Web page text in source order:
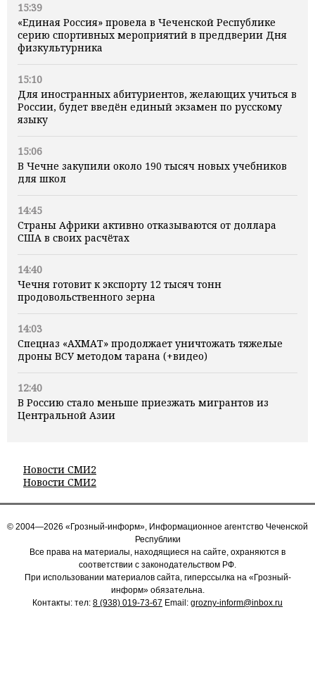
15:39
«Единая Россия» провела в Чеченской Республике
серию спортивных мероприятий в преддверии Дня
физкультурника
15:10
Для иностранных абитуриентов, желающих учиться в
России, будет введён единый экзамен по русскому
языку
15:06
В Чечне закупили около 190 тысяч новых учебников
для школ
14:45
Страны Африки активно отказываются от доллара
США в своих расчётах
14:40
Чечня готовит к экспорту 12 тысяч тонн
продовольственного зерна
14:03
Спецназ «АХМАТ» продолжает уничтожать тяжелые
дроны ВСУ методом тарана (+видео)
12:40
В Россию стало меньше приезжать мигрантов из
Центральной Азии
Новости СМИ2
Новости СМИ2
© 2004—2026 «Грозный-информ», Информационное агентство Чеченской
Республики
Все права на материалы, находящиеся на сайте, охраняются в
соответствии с законодательством РФ.
При использовании материалов сайта, гиперссылка на «Грозный-
информ» обязательна.
Контакты: тел: 8 (938) 019-73-67 Email: grozny-inform@inbox.ru